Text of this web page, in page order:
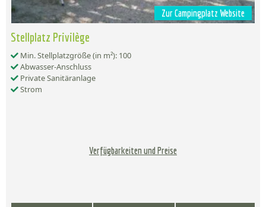
Zur Campingplatz Website
Stellplatz Privilège
Min. Stellplatzgröße (in m²): 100
Abwasser-Anschluss
Private Sanitäranlage
Strom
Verfügbarkeiten und Preise